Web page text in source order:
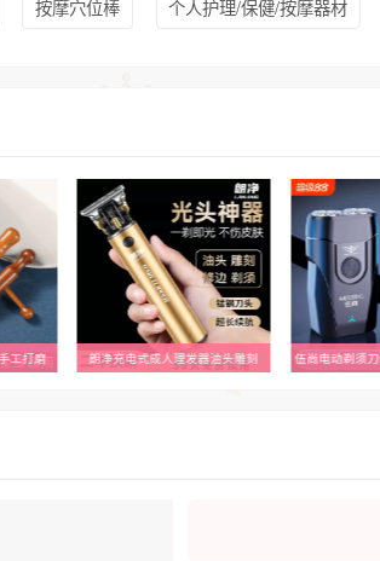
按摩穴位棒 个人护理/保健/按摩器材
工打磨 朗净充电式成人理发器油头雕刻